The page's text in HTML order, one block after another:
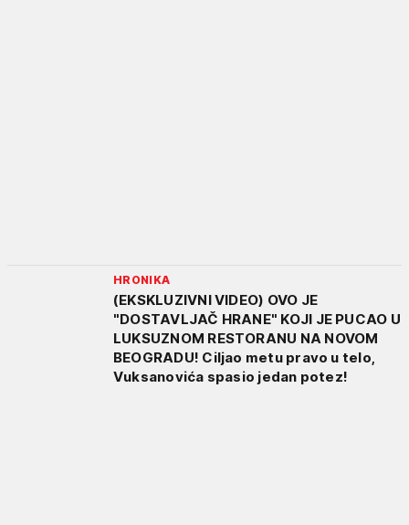
HRONIKA
(EKSKLUZIVNI VIDEO) OVO JE
"DOSTAVLJAČ HRANE" KOJI JE PUCAO U
LUKSUZNOM RESTORANU NA NOVOM
BEOGRADU! Ciljao metu pravo u telo,
Vuksanovića spasio jedan potez!